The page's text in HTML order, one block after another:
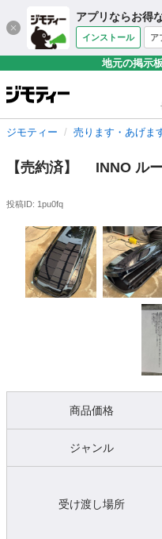
アプリならお得
インストール ア
地元の掲示
ジモティー 売ります・あげま
【売約済】 INNO ル
投稿ID: 1pu0fq
商品価格
ジャンル
受け渡し場所